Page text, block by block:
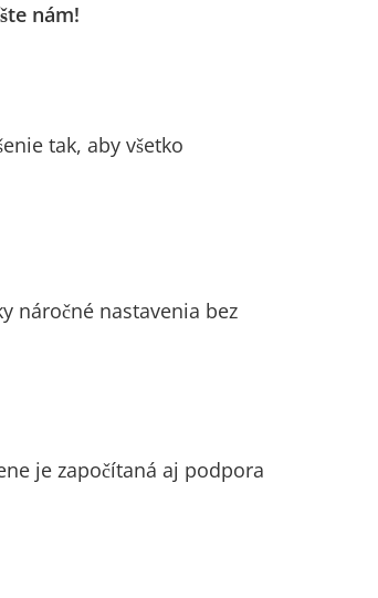
nám!
tak, aby všetko
náročné nastavenia bez
je započítaná aj podpora